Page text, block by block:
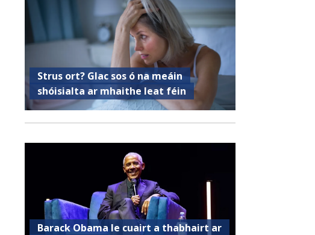
Strus ort? Glac sos ó na meáin
shóisialta ar mhaithe leat féin
Barack Obama le cuairt a thabhairt ar